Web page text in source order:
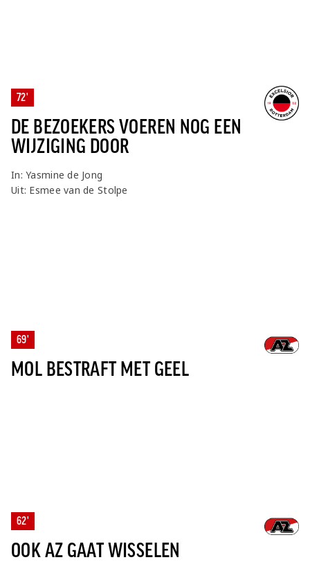
72'
DE BEZOEKERS VOEREN NOG EEN
WIJZIGING DOOR
In: Yasmine de Jong
Uit: Esmee van de Stolpe
69'
MOL BESTRAFT MET GEEL
62'
OOK AZ GAAT WISSELEN